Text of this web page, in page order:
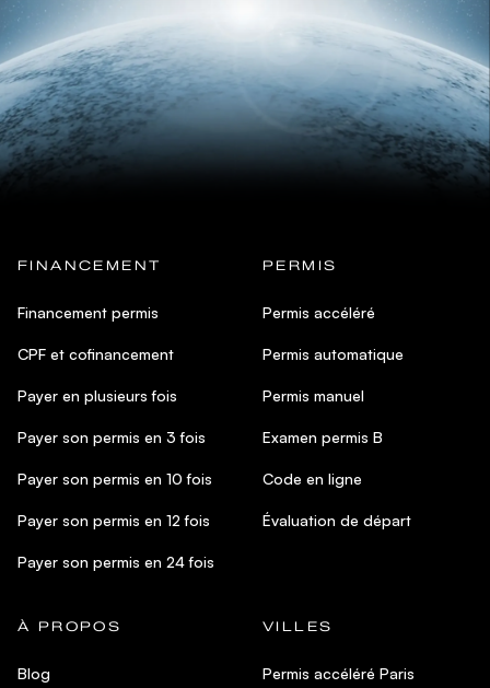
FINANCEMENT
Financement permis
CPF et cofinancement
Payer en plusieurs fois
Payer son permis en 3 fois
Payer son permis en 10 fois
Payer son permis en 12 fois
Payer son permis en 24 fois
PERMIS
Permis accéléré
Permis automatique
Permis manuel
Examen permis B
Code en ligne
Évaluation de départ
À PROPOS
Blog
VILLES
Permis accéléré Paris